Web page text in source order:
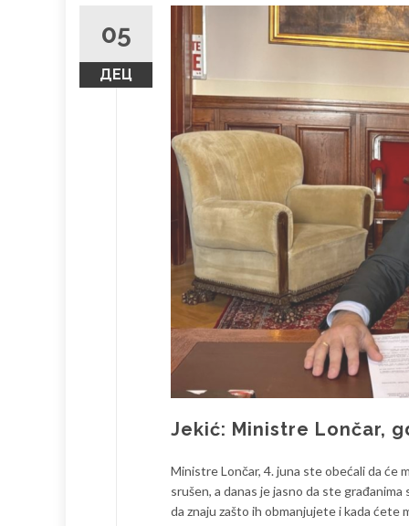
05
ДЕЦ
Jekić: Ministre Lončar,
Ministre Lončar, 4. juna ste obećali da će
srušen, a danas je jasno da ste
da znaju zašto ih obmanjujete i kada ćete